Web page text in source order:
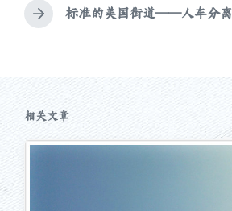
文
章
下
：
标准的美国街道——人车分离
相关文章